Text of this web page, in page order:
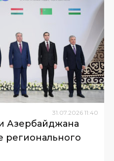
31 07 2026 11:40
Азербайджана
регионального